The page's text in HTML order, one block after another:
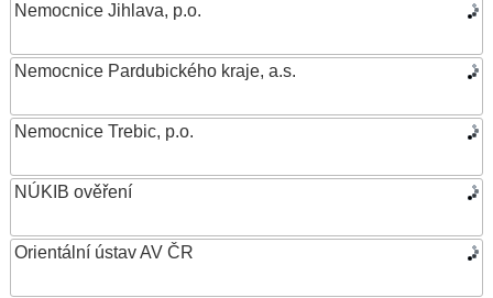
Nemocnice Jihlava, p.o.
Nemocnice Pardubického kraje, a.s.
Nemocnice Trebic, p.o.
NÚKIB ověření
Orientální ústav AV ČR